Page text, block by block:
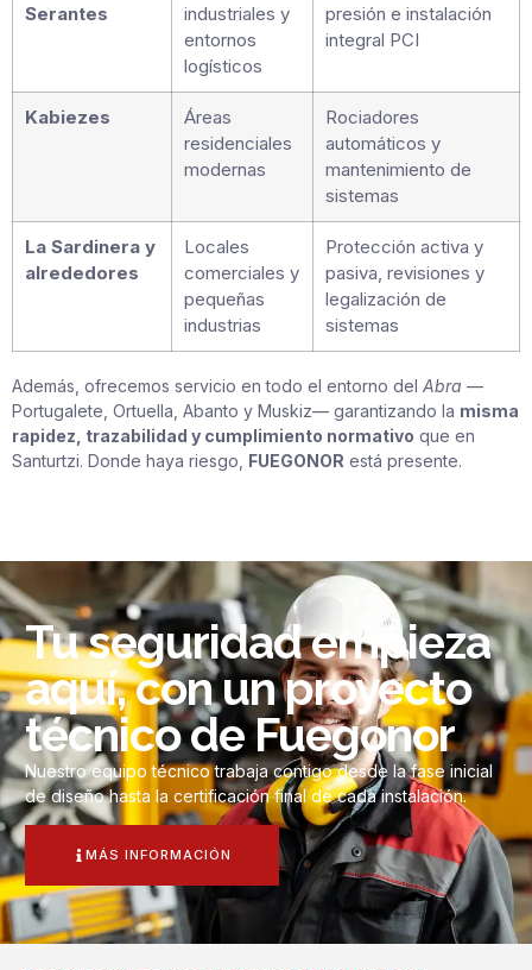
Serantes
industriales y
entornos
logísticos
presión e instalación
integral PCI
Kabiezes
Áreas
residenciales
modernas
Rociadores
automáticos y
mantenimiento de
sistemas
La Sardinera y
alrededores
Locales
comerciales y
pequeñas
industrias
Protección activa y
pasiva, revisiones y
legalización de
sistemas
Además, ofrecemos servicio en todo el entorno del Abra —
Portugalete, Ortuella, Abanto y Muskiz— garantizando la misma
rapidez, trazabilidad y cumplimiento normativo que en
Santurtzi. Donde haya riesgo, FUEGONOR está presente.
Tu seguridad empieza
aquí, con un proyecto
técnico de Fuegonor
Nuestro equipo técnico trabaja contigo desde la fase inicial
de diseño hasta la certificación final de cada instalación.
MÁS INFORMACIÓN